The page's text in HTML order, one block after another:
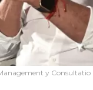
y Consultatio